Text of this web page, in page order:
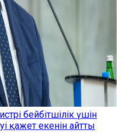
бейбітшілік үшін
қажет екенін айтты